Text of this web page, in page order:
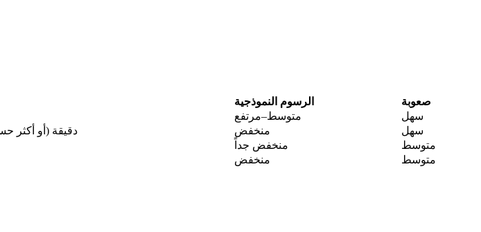
الرسوم النموذجية
صعوبة
متوسط–مرتفع
سهل
5–30 دقيقة (أو منخفض
سهل
منخفض جداً
متوسط
منخفض متوسط